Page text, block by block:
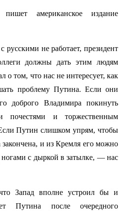
американское издание
русскими не работает, президент
должны дать этим людям
о том, что нас не интересует, как
проблему Путина. Если они
доброго Владимира покинуть
почестями и торжественным
Путин слишком упрям, чтобы
закончена, и из Кремля его можно
ногами с дыркой в затылке, — нас
Запад вполне устроил бы и
Путина после очередного